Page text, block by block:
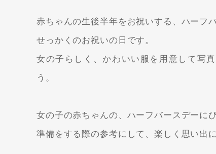
赤ちゃんの生後半年をお祝いする、ハーフ
せっかくのお祝いの日です。
女の子らしく、かわいい服を用意して写
う。
女の子の赤ちゃんの、ハーフバースデーに
準備をする際の参考にして、楽しく思い出